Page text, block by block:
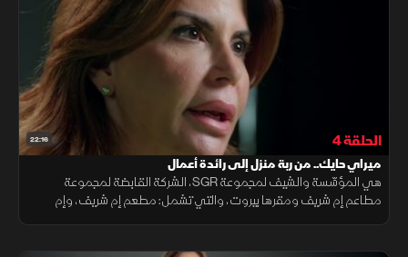
22:16 الحلقة 4
ميراي حايك.. من ربة منزل إلى رائدة أعمال
هي المؤسِّسة والشيف لمجموعة SGR، الشركة القابضة لمجموعة
مطاعم إم شريف ومقرها بيروت، والتي تشمل: مطعم إم شريف، وإم